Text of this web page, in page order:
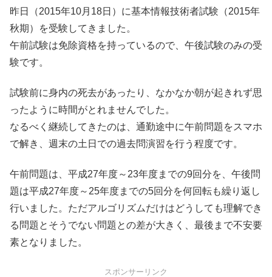
昨日（2015年10月18日）に基本情報技術者試験（2015年
秋期）を受験してきました。
午前試験は免除資格を持っているので、午後試験のみの受
験です。
試験前に身内の死去があったり、なかなか朝が起きれず思
ったように時間がとれませんでした。
なるべく継続してきたのは、通勤途中に午前問題をスマホ
で解き、週末の土日での過去問演習を行う程度です。
午前問題は、平成27年度～23年度までの9回分を、午後問
題は平成27年度～25年度までの5回分を何回転も繰り返し
行いました。ただアルゴリズムだけはどうしても理解でき
る問題とそうでない問題との差が大きく、最後まで不安要
素となりました。
スポンサーリンク